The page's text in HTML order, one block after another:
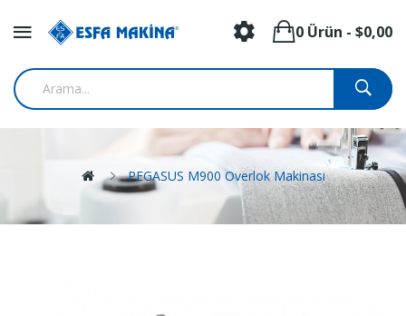
0 Ürün - $0,00
PEGASUS M900 Overlok Makinası